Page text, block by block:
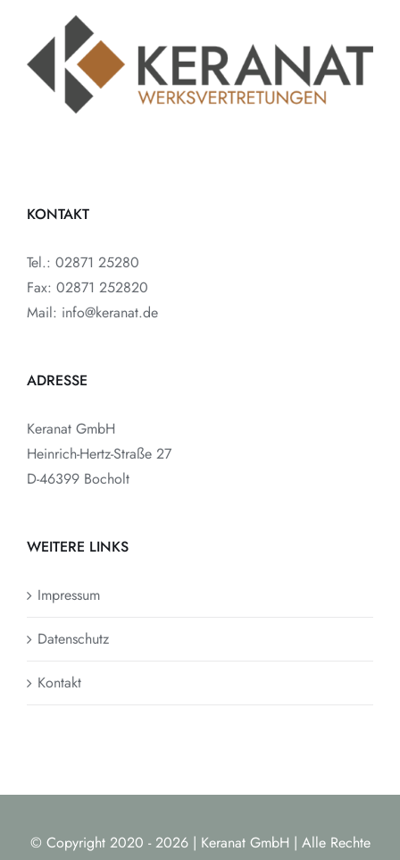
KONTAKT
Tel.: 02871 25280
Fax: 02871 252820
Mail: info@keranat.de
ADRESSE
Keranat GmbH
Heinrich-Hertz-Straße 27
D-46399 Bocholt
WEITERE LINKS
Impressum
Datenschutz
Kontakt
© Copyright 2020 -2026 | Keranat GmbH | Alle Rechte